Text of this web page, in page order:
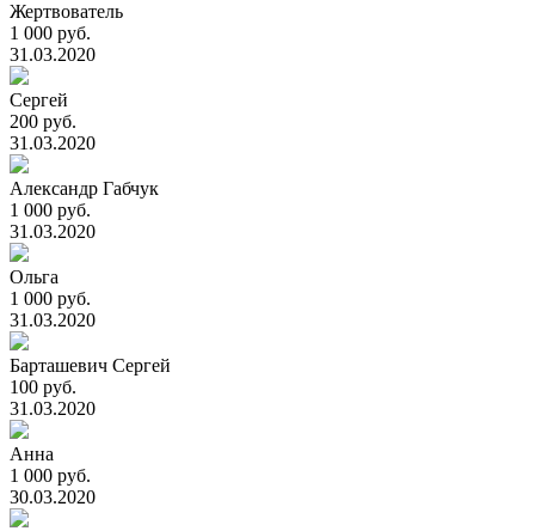
Жертвователь
1 000 руб.
31.03.2020
Сергей
200 руб.
31.03.2020
Александр Габчук
1 000 руб.
31.03.2020
Ольга
1 000 руб.
31.03.2020
Барташевич Сергей
100 руб.
31.03.2020
Анна
1 000 руб.
30.03.2020